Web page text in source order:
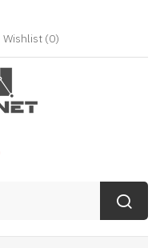
Wishlist(0)